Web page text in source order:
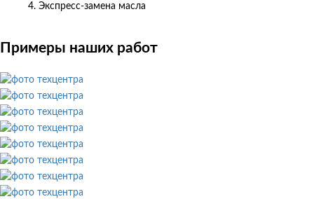
Экспресс-замена масла
Примеры наших работ